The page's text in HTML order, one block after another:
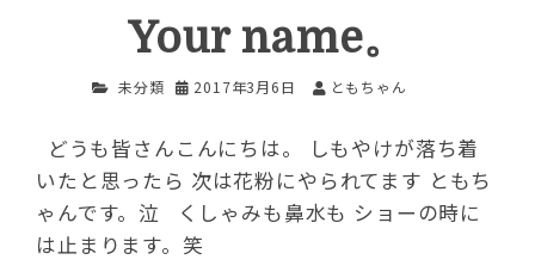
Your name。
未分類 2017年3月6日 ともちゃん
どうも皆さんこんにちは。 しもやけが落ち着
いたと思ったら 次は花粉にやられてます ともち
ゃんです。泣 くしゃみも鼻水も ショーの時に
は止まります。笑